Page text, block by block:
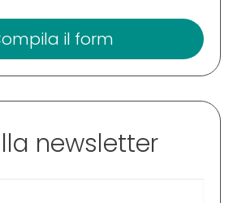
il form
newsletter